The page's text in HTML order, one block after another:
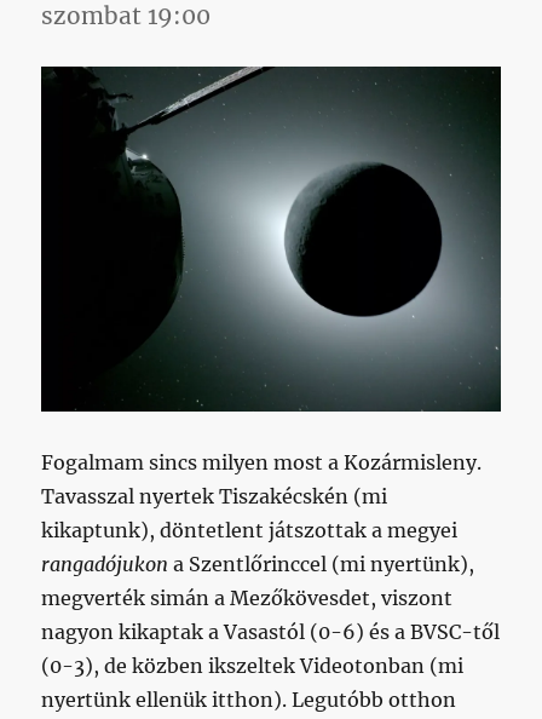
szombat 19:00
Fogalmam sincs milyen most a Kozármisleny.
Tavasszal nyertek Tiszakécskén (mi
kikaptunk), döntetlent játszottak a megyei
rangadójukon a Szentlőrinccel (mi nyertünk),
megverték simán a Mezőkövesdet, viszont
nagyon kikaptak a Vasastól (0-6) és a BVSC-től
(0-3), de közben ikszeltek Videotonban (mi
nyertünk ellenük itthon). Legutóbb otthon